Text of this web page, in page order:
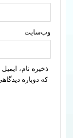
وب‌سایت
ذخیره نام،
که دوباره